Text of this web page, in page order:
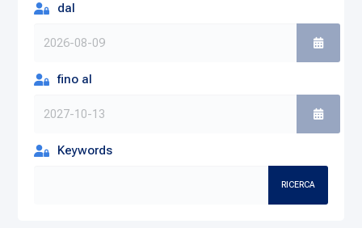
dal
fino al
Keywords
RICERCA